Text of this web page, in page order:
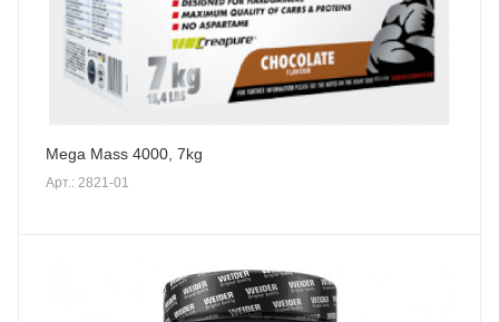
Mega Mass 4000, 7kg
Арт.: 2821-01